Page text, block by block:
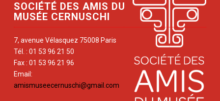
SOCIÉTÉ DES AMIS DU
MUSÉE CERNUSCHI
7, avenue Vélasquez 75008 Paris
Tél. : 01 53 96 21 50
Fax : 01 53 96 21 96
Email:
amismuseecernuschi@gmail.com